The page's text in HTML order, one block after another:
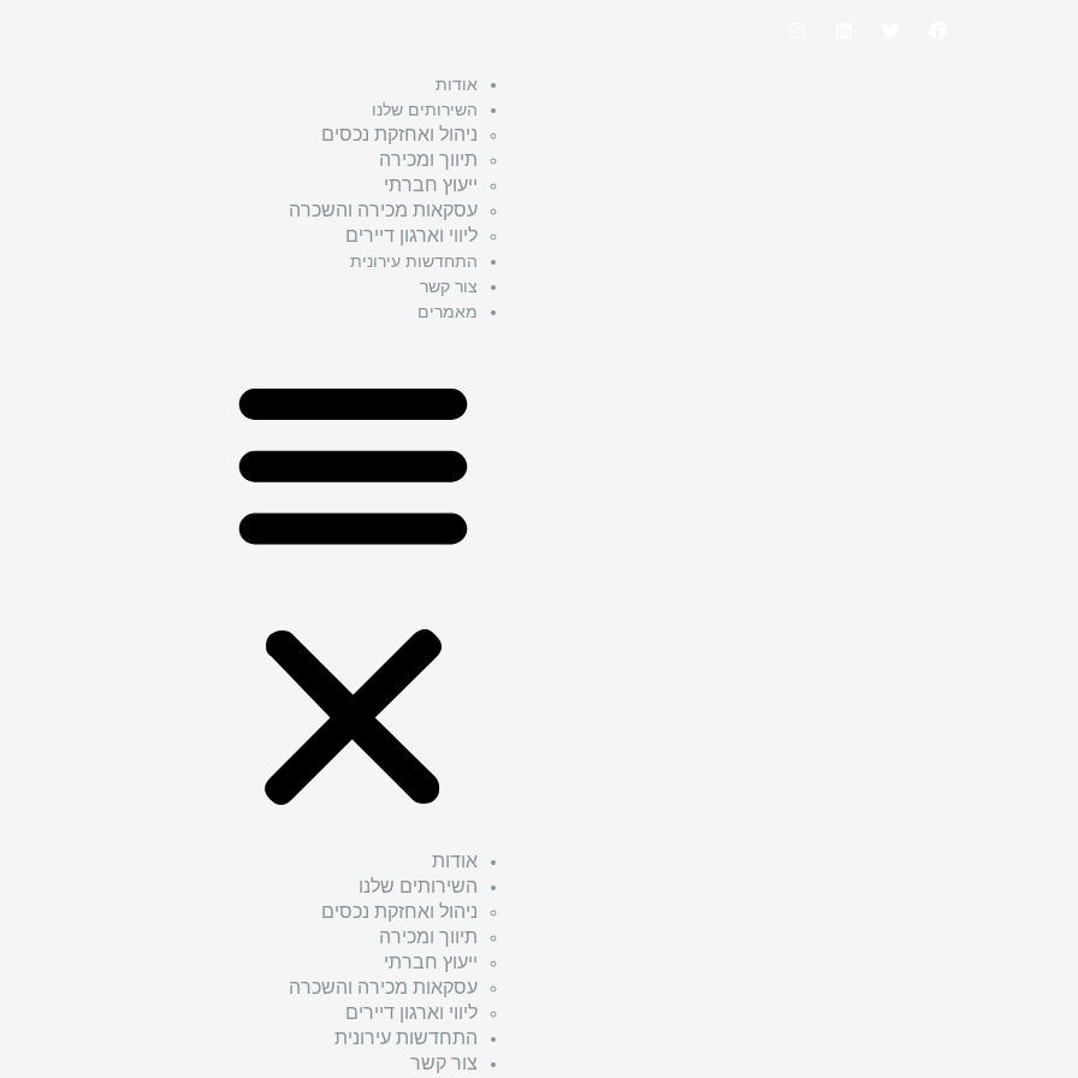
אודות
השירותים שלנו
ניהול ואחזקת נכסים
תיווך ומכירה
ייעוץ חברתי
עסקאות מכירה והשכרה
ליווי וארגון דיירים
התחדשות עירונית
צור קשר
מאמרים
אודות
השירותים שלנו
ניהול ואחזקת נכסים
תיווך ומכירה
ייעוץ חברתי
עסקאות מכירה והשכרה
ליווי וארגון דיירים
התחדשות עירונית
צור קשר